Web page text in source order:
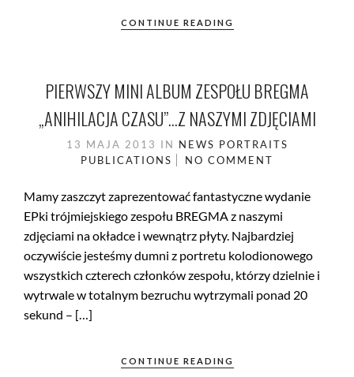
CONTINUE READING
PIERWSZY MINI ALBUM ZESPOŁU BREGMA
„ANIHILACJA CZASU”…Z NASZYMI ZDJĘCIAMI
13 MAJA 2013 IN NEWS PORTRAITS
PUBLICATIONS
NO COMMENT
Mamy zaszczyt zaprezentować fantastyczne wydanie
EPki trójmiejskiego zespołu BREGMA z naszymi
zdjęciami na okładce i wewnątrz płyty. Najbardziej
oczywiście jesteśmy dumni z portretu kolodionowego
wszystkich czterech członków zespołu, którzy dzielnie i
wytrwale w totalnym bezruchu wytrzymali ponad 20
sekund – […]
CONTINUE READING